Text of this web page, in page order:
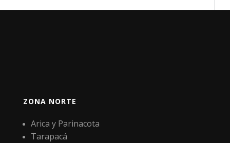
ZONA NORTE
Arica y Parinacota
Tarapacá